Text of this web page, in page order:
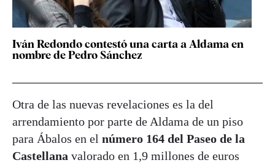
Iván Redondo contestó una carta a Aldama en
nombre de Pedro Sánchez
Otra de las nuevas revelaciones es la del
arrendamiento por parte de Aldama de un piso
para Ábalos en el número 164 del Paseo de la
Castellana valorado en 1,9 millones de euros